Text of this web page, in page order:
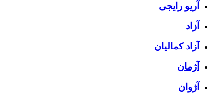
آریو رایجی
آزاد
آزاد کمالیان
آژمان
آژوان